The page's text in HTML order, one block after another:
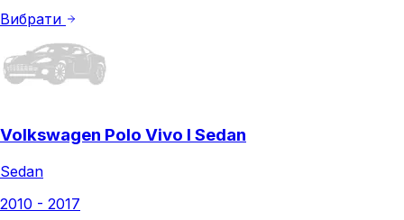
Вибрати
Volkswagen Polo Vivo I Sedan
Sedan
2010 - 2017